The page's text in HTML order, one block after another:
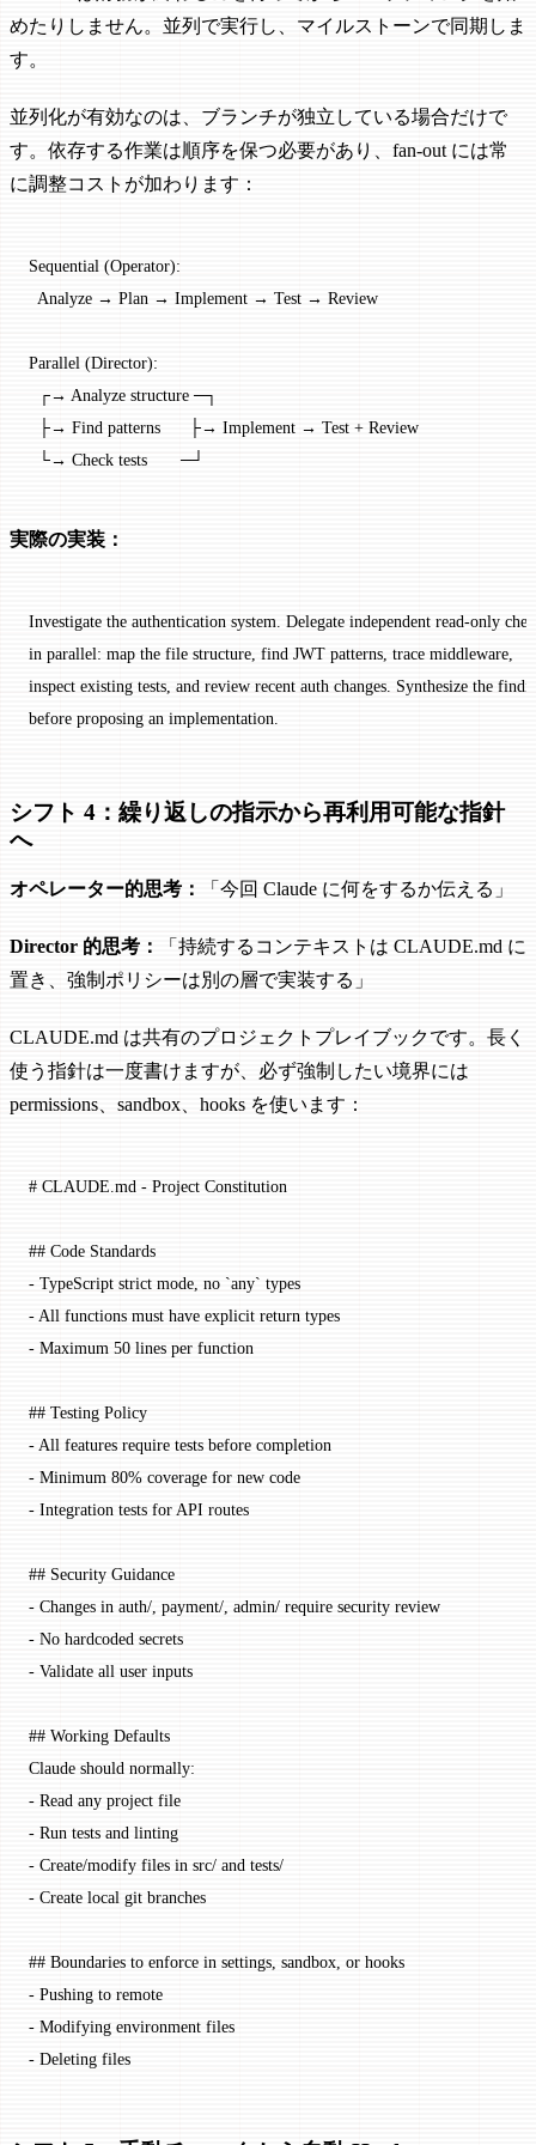
めたりしません。並列で実行し、マイルストーンで同期しま
す。
並列化が有効なのは、ブランチが独立している場合だけで
す。依存する作業は順序を保つ必要があり、fan-out には常
に調整コストが加わります：
Sequential (Operator):
  Analyze → Plan → Implement → Test → Review
Parallel (Director):
  ┌→ Analyze structure ─┐
  ├→ Find patterns      ├→ Implement → Test + Review
  └→ Check tests       ─┘
実際の実装：
Investigate the authentication system. Delegate independent read-only
in parallel: map the file structure, find JWT patterns, trace middleware,
inspect existing tests, and review recent auth changes. Synthesize the
before proposing an implementation.
シフト 4：繰り返しの指示から再利用可能な指針
へ
オペレーター的思考： 「今回 Claude に何をするか伝える」
Director 的思考：
「持続するコンテキストは CLAUDE.md に
置き、強制ポリシーは別の層で実装する」
CLAUDE.md は共有のプロジェクトプレイブックです。長く
使う指針は一度書けますが、必ず強制したい境界には
permissions、sandbox、hooks を使います：
# CLAUDE.md - Project Constitution
## Code Standards
- TypeScript strict mode, no `any` types
- All functions must have explicit return types
- Maximum 50 lines per function
## Testing Policy
- All features require tests before completion
- Minimum 80% coverage for new code
- Integration tests for API routes
## Security Guidance
- Changes in auth/, payment/, admin/ require security review
- No hardcoded secrets
- Validate all user inputs
## Working Defaults
Claude should normally:
- Read any project file
- Run tests and linting
- Create/modify files in src/ and tests/
- Create local git branches
## Boundaries to enforce in settings, sandbox, or hooks
- Pushing to remote
- Modifying environment files
- Deleting files